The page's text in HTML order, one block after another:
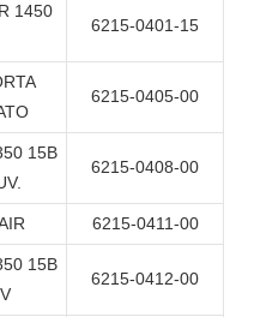
1450
6215-0401-15
6215-0405-00
15B
6215-0408-00
6215-0411-00
15B
6215-0412-00